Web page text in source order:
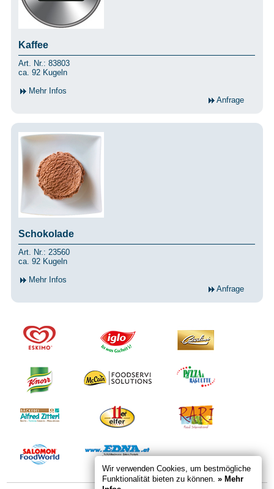
Wir verwenden Cookies, um bestmögliche
Funktionalität bieten zu können. » Mehr
Kaffee
Art. Nr.: 83803
ca. 92 Kugeln
Mehr Infos
Anfrage
Schokolade
Art. Nr.: 23560
ca. 92 Kugeln
Mehr Infos
Anfrage